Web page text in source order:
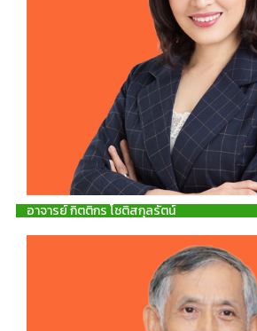
อาจารย์ กิตติกร โชติสกุลรัตน์